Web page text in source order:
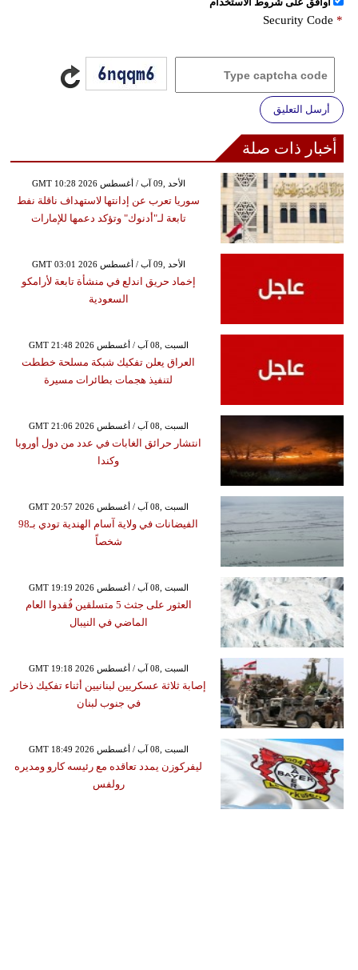
Security Code *
أرسل التعليق
أخبار ذات صلة
GMT 10:28 2026 الأحد ,09 آب / أغسطس
سوريا تعرب عن إدانتها لاستهداف ناقلة نفط
تابعة لـ"أدنوك" وتؤكد دعمها للإمارات
GMT 03:01 2026 الأحد ,09 آب / أغسطس
إخماد حريق اندلع في منشأة تابعة لأرامكو
السعودية
GMT 21:48 2026 السبت ,08 آب / أغسطس
العراق يعلن تفكيك شبكة مسلحة خططت
لتنفيذ هجمات بطائرات مسيرة
GMT 21:06 2026 السبت ,08 آب / أغسطس
انتشار حرائق الغابات في عدد من دول أوروبا
وكندا
GMT 20:57 2026 السبت ,08 آب / أغسطس
الفيضانات في ولاية آسام الهندية تودي بـ98
شخصاً
GMT 19:19 2026 السبت ,08 آب / أغسطس
العثور على جثث 5 متسلقين فُقدوا العام
الماضي في النيبال
GMT 19:18 2026 السبت ,08 آب / أغسطس
إصابة ثلاثة عسكريين لبنانيين أثناء تفكيك ذخائر
في جنوب لبنان
GMT 18:49 2026 السبت ,08 آب / أغسطس
ليفركوزن يمدد تعاقده مع رئيسه كارو ومديره
رولفس